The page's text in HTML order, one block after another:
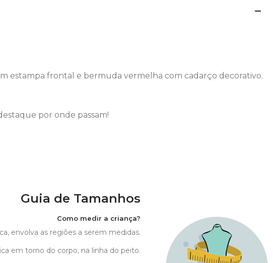
estampa frontal e bermuda vermelha com cadarço decorativo.
por onde passam!
Guia de Tamanhos
Como medir a criança?
envolva as regiões a serem medidas.
em torno do corpo, na linha do peito.